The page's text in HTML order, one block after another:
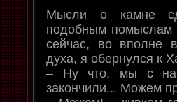
Мысли о камне
подобным помыслам
сейчас, во вполне
духа, я обернулся к
– Ну что, мы с
закончили... Можем